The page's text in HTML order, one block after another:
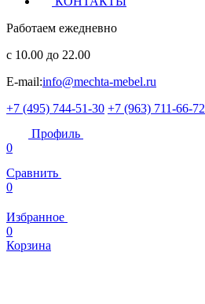
Работаем ежедневно
с 10.00 до 22.00
E-mail:info@mechta-mebel.ru
+7 (495) 744-51-30 +7 (963) 711-66-72
Профиль
0
Сравнить
0
Избранное
0
Корзина